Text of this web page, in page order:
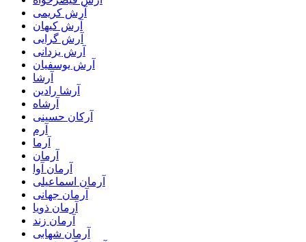
آرش کریمی
آرش کیهان
آرش گرایی
آرش یزدانی
آرش یوسفیان
آرشا
آرشا رادین
آرشاه
آرکان حسینی
آرم
آرما
آرمان
آرمان آوا
آرمان اسماعیلی
آرمان جهانی
آرمان ذویا
آرمان زند
آرمان شهابی